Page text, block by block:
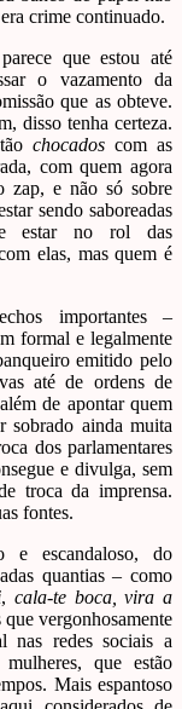
crime continuado.
que estou até
o vazamento da
que as obteve.
disso tenha certeza.
chocados com as
com quem agora
zap, e não só sobre
sendo saboreadas
estar no rol das
elas, mas quem é
importantes –
formal e legalmente
emitido pelo
até de ordens de
de apontar quem
sobrado ainda muita
dos parlamentares
e divulga, sem
troca da imprensa.
fontes.
e escandaloso, do
quantias – como
,cala-te boca,
vira a
vergonhosamente
nas redes sociais a
que estão
Mais espantoso